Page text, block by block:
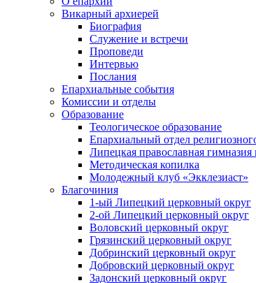
Викарный архиерей
Биография
Служение и встречи
Проповеди
Интервью
Послания
Епархиальные события
Комиссии и отделы
Образование
Теологическое образование
Епархиальный отдел
Липецкая православная
Методическая копилка
Молодежный клуб «Экклезиаст»
Благочиния
1-ый Липецкий церковный округ
2-ой Липецкий церковный округ
Воловский церковный округ
Грязинский церковный округ
Добринский церковный округ
Добровский церковный округ
Задонский церковный округ